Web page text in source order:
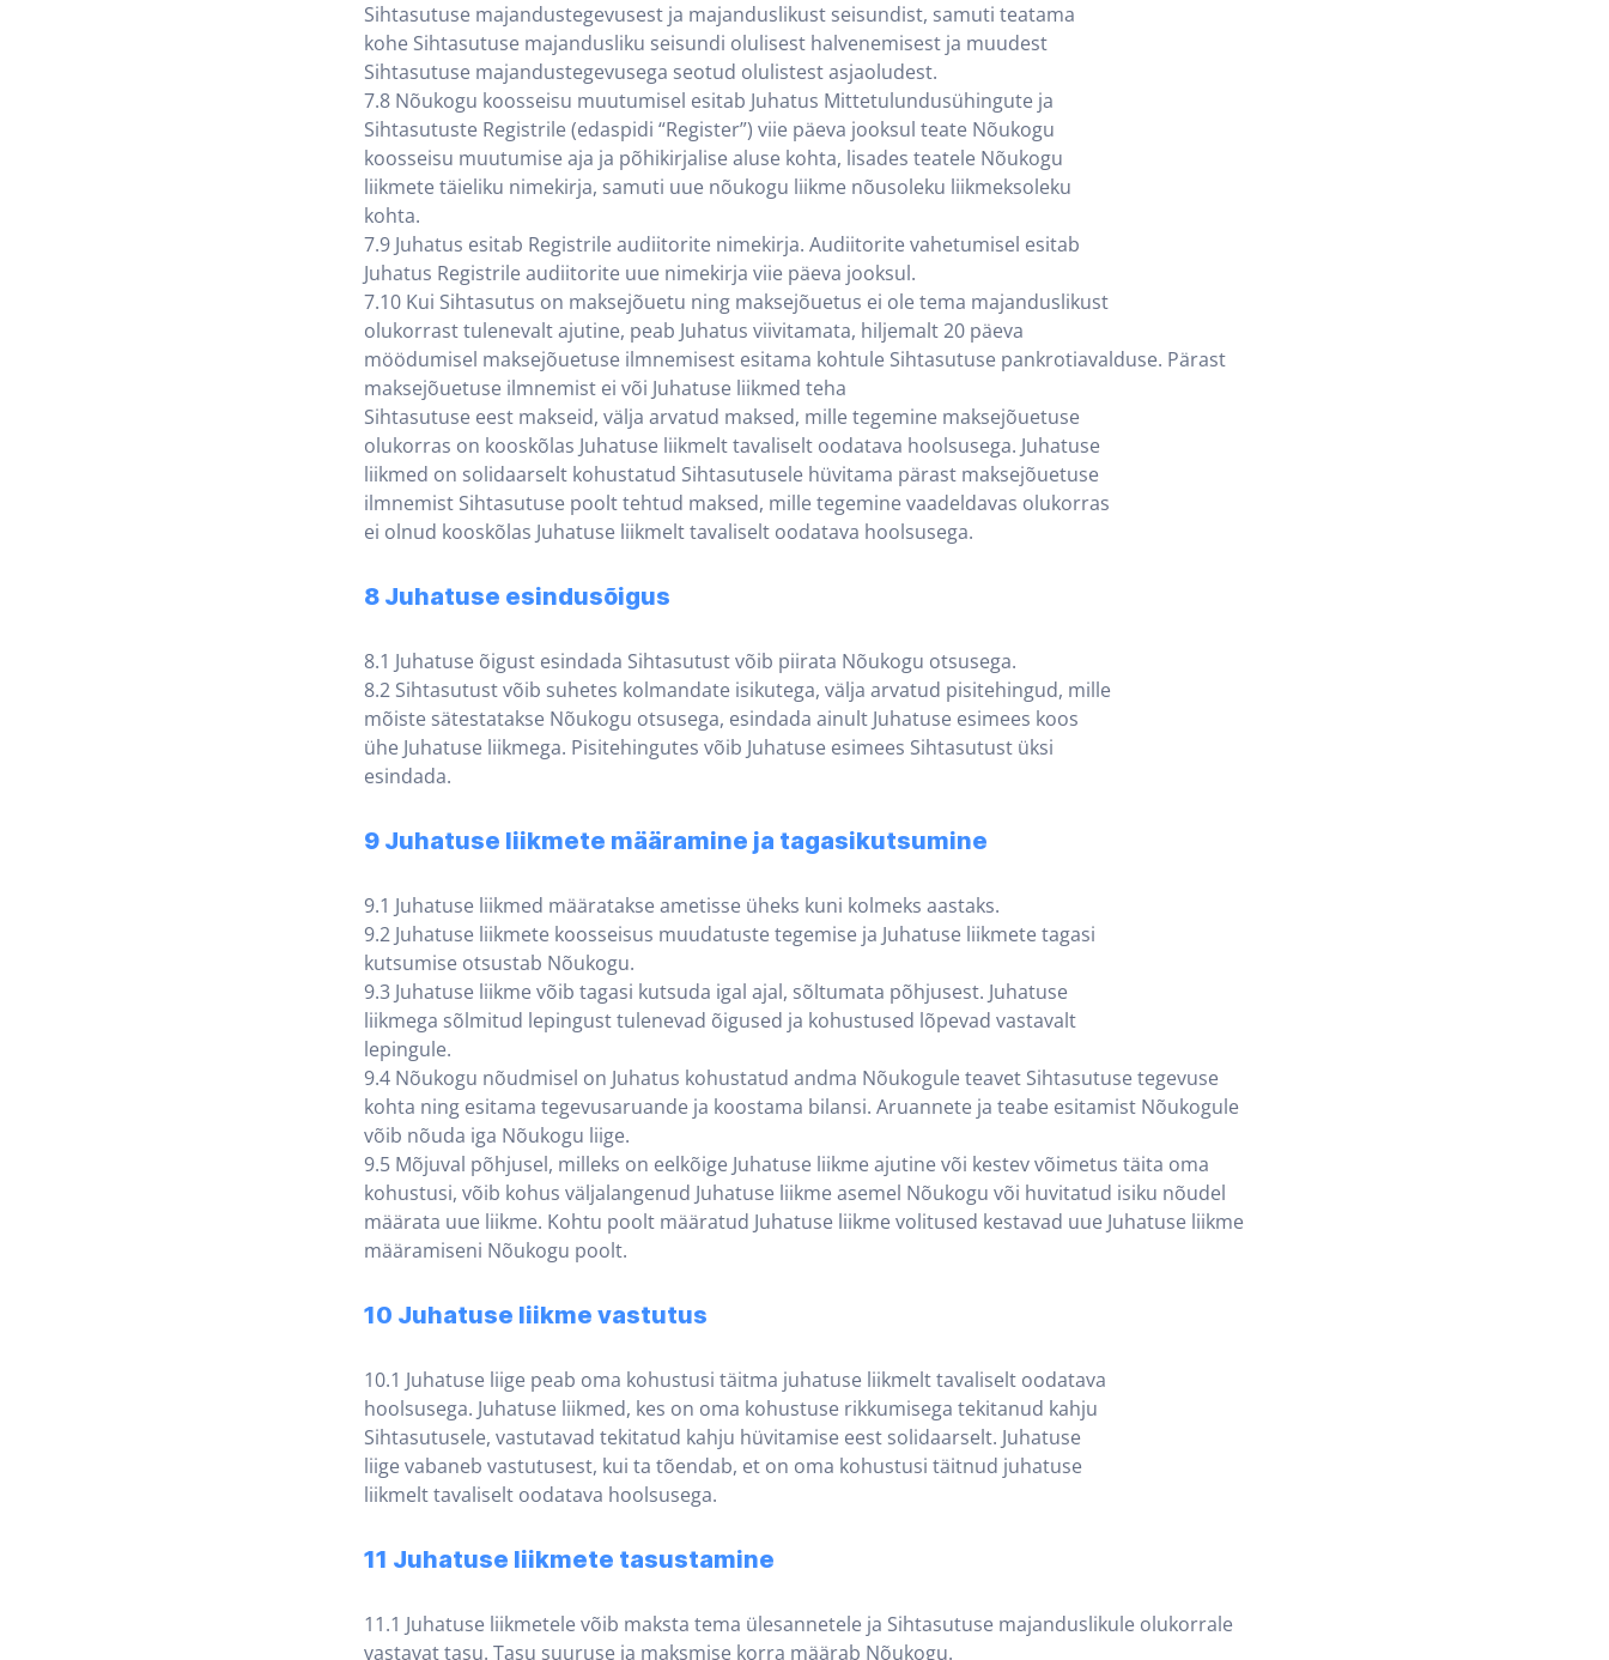
Sihtasutuse majandustegevusest ja majanduslikust seisundist, samuti teatama
kohe Sihtasutuse majandusliku seisundi olulisest halvenemisest ja muudest
Sihtasutuse majandustegevusega seotud olulistest asjaoludest.
7.8 Nõukogu koosseisu muutumisel esitab Juhatus Mittetulundusühingute ja
Sihtasutuste Registrile (edaspidi “Register”) viie päeva jooksul teate Nõukogu
koosseisu muutumise aja ja põhikirjalise aluse kohta, lisades teatele Nõukogu
liikmete täieliku nimekirja, samuti uue nõukogu liikme nõusoleku liikmeksoleku
kohta.
7.9 Juhatus esitab Registrile audiitorite nimekirja. Audiitorite vahetumisel esitab
Juhatus Registrile audiitorite uue nimekirja viie päeva jooksul.
7.10 Kui Sihtasutus on maksejõuetu ning maksejõuetus ei ole tema majanduslikust
olukorrast tulenevalt ajutine, peab Juhatus viivitamata, hiljemalt 20 päeva
möödumisel maksejõuetuse ilmnemisest esitama kohtule Sihtasutuse pankrotiavalduse. Pärast
maksejõuetuse ilmnemist ei või Juhatuse liikmed teha
Sihtasutuse eest makseid, välja arvatud maksed, mille tegemine maksejõuetuse
olukorras on kooskõlas Juhatuse liikmelt tavaliselt oodatava hoolsusega. Juhatuse
liikmed on solidaarselt kohustatud Sihtasutusele hüvitama pärast maksejõuetuse
ilmnemist Sihtasutuse poolt tehtud maksed, mille tegemine vaadeldavas olukorras
ei olnud kooskõlas Juhatuse liikmelt tavaliselt oodatava hoolsusega.
8 Juhatuse esindusõigus
8.1 Juhatuse õigust esindada Sihtasutust võib piirata Nõukogu otsusega.
8.2 Sihtasutust võib suhetes kolmandate isikutega, välja arvatud pisitehingud, mille
mõiste sätestatakse Nõukogu otsusega, esindada ainult Juhatuse esimees koos
ühe Juhatuse liikmega. Pisitehingutes võib Juhatuse esimees Sihtasutust üksi
esindada.
9 Juhatuse liikmete määramine ja tagasikutsumine
9.1 Juhatuse liikmed määratakse ametisse üheks kuni kolmeks aastaks.
9.2 Juhatuse liikmete koosseisus muudatuste tegemise ja Juhatuse liikmete tagasi
kutsumise otsustab Nõukogu.
9.3 Juhatuse liikme võib tagasi kutsuda igal ajal, sõltumata põhjusest. Juhatuse
liikmega sõlmitud lepingust tulenevad õigused ja kohustused lõpevad vastavalt
lepingule.
9.4 Nõukogu nõudmisel on Juhatus kohustatud andma Nõukogule teavet Sihtasutuse tegevuse
kohta ning esitama tegevusaruande ja koostama bilansi. Aruannete ja teabe esitamist Nõukogule
võib nõuda iga Nõukogu liige.
9.5 Mõjuval põhjusel, milleks on eelkõige Juhatuse liikme ajutine või kestev võimetus täita oma
kohustusi, võib kohus väljalangenud Juhatuse liikme asemel Nõukogu või huvitatud isiku nõudel
määrata uue liikme. Kohtu poolt määratud Juhatuse liikme volitused kestavad uue Juhatuse liikme
määramiseni Nõukogu poolt.
10 Juhatuse liikme vastutus
10.1 Juhatuse liige peab oma kohustusi täitma juhatuse liikmelt tavaliselt oodatava
hoolsusega. Juhatuse liikmed, kes on oma kohustuse rikkumisega tekitanud kahju
Sihtasutusele, vastutavad tekitatud kahju hüvitamise eest solidaarselt. Juhatuse
liige vabaneb vastutusest, kui ta tõendab, et on oma kohustusi täitnud juhatuse
liikmelt tavaliselt oodatava hoolsusega.
11 Juhatuse liikmete tasustamine
11.1 Juhatuse liikmetele võib maksta tema ülesannetele ja Sihtasutuse majanduslikule olukorrale
vastavat tasu. Tasu suuruse ja maksmise korra määrab Nõukogu.